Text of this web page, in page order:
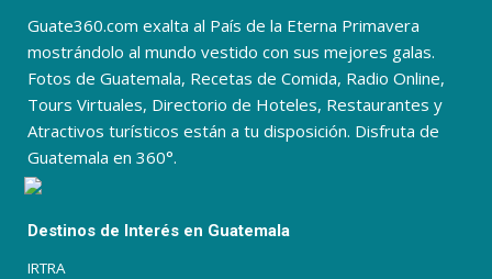
Guate360.com exalta al País de la Eterna Primavera
mostrándolo al mundo vestido con sus mejores galas.
Fotos de Guatemala, Recetas de Comida, Radio Online,
Tours Virtuales, Directorio de Hoteles, Restaurantes y
Atractivos turísticos están a tu disposición. Disfruta de
Guatemala en 360°.
Destinos de Interés en Guatemala
IRTRA